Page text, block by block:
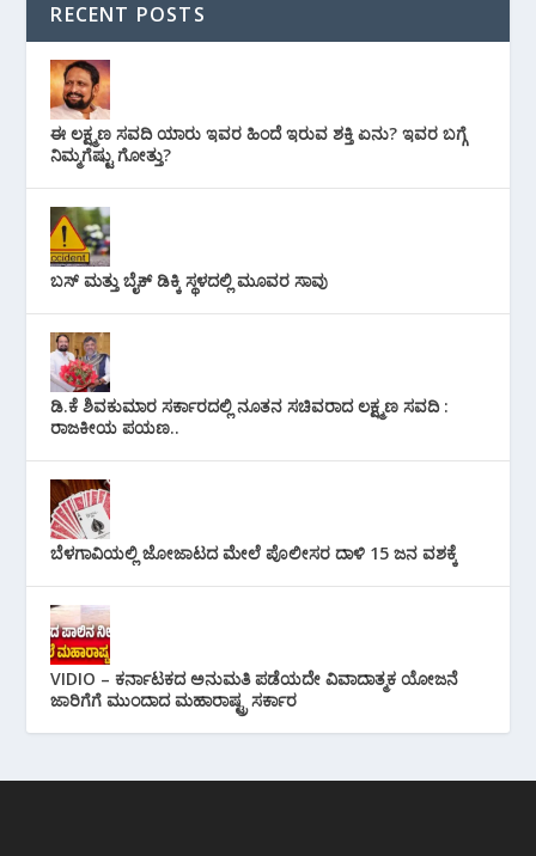
RECENT POSTS
ಈ ಲಕ್ಷ್ಮಣ ಸವದಿ ಯಾರು ಇವರ ಹಿಂದೆ ಇರುವ ಶಕ್ತಿ ಏನು? ಇವರ ಬಗ್ಗೆ
ನಿಮ್ಮಗೆಷ್ಟು ಗೋತ್ತು?
ಬಸ್ ಮತ್ತು ಬೈಕ್ ಡಿಕ್ಕಿ ಸ್ಥಳದಲ್ಲಿ ಮೂವರ ಸಾವು
ಡಿ.ಕೆ ಶಿವಕುಮಾರ ಸರ್ಕಾರದಲ್ಲಿ ನೂತನ ಸಚಿವರಾದ ಲಕ್ಷ್ಮಣ ಸವದಿ :
ರಾಜಕೀಯ ಪಯಣ..
ಬೆಳಗಾವಿಯಲ್ಲಿ ಜೋಜಾಟದ ಮೇಲೆ ಪೊಲೀಸರ ದಾಳಿ 15 ಜನ ವಶಕ್ಕೆ
VIDIO – ಕರ್ನಾಟಕದ ಅನುಮತಿ ಪಡೆಯದೇ ವಿವಾದಾತ್ಮಕ ಯೋಜನೆ
ಜಾರಿಗೆಗೆ ಮುಂದಾದ ಮಹಾರಾಷ್ಟ್ರ ಸರ್ಕಾರ